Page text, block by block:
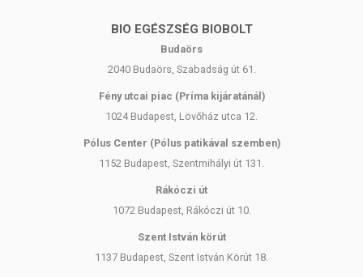
BIO EGÉSZSÉG BIOBOLT
Budaörs
2040 Budaörs, Szabadság út 61.
Fény utcai piac (Príma kijáratánál)
1024 Budapest, Lövőház utca 12.
Pólus Center (Pólus patikával szemben)
1152 Budapest, Szentmihályi út 131.
Rákóczi út
1072 Budapest, Rákóczi út 10.
Szent István körút
1137 Budapest, Szent István Körút 18.